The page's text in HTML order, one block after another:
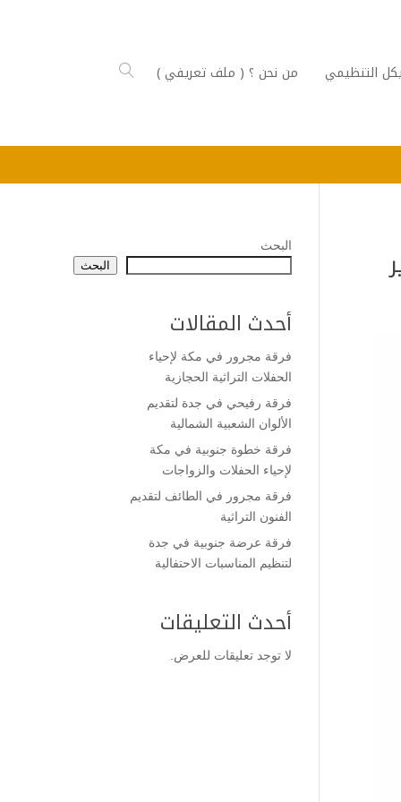
التنظيمي من نحن ؟ ( ملف تعريفي )
البحث
البحث
أحدث المقالات
فرقة مجرور في مكة لإحياء
الحفلات التراثية الحجازية
فرقة رفيحي في جدة لتقديم
الألوان الشعبية الشمالية
فرقة خطوة جنوبية في مكة
لإحياء الحفلات والزواجات
فرقة مجرور في الطائف لتقديم
الفنون التراثية
فرقة عرضة جنوبية في جدة
لتنظيم المناسبات الاحتفالية
أحدث التعليقات
لا توجد تعليقات للعرض.